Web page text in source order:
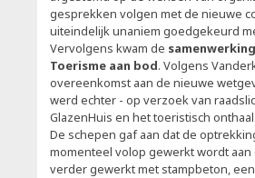
gesprekken volgen met de nieuwe
uiteindelijk unaniem goedgekeurd
Vervolgens kwam de
Toerisme aan bod. Volgens
overeenkomst aan de nieuwe
werd echter - op verzoek van
GlazenHuis en het toeristisch onthaal.
De schepen gaf aan dat de
momenteel volop gewerkt wordt
verder gewerkt met stampbeton,